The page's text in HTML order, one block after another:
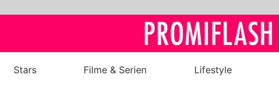
Stars Filme & Serien Lifestyle